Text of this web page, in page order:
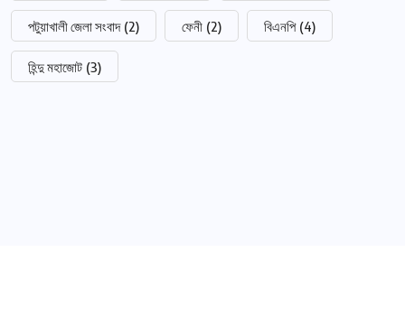
পটুয়াখালী জেলা সংবাদ (2) ফেনী (2) বিএনপি (4)
হিন্দু মহাজোট (3)